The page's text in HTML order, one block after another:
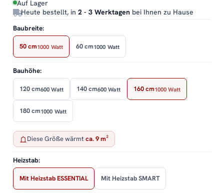
Auf Lager
Heute bestellt, in 2 - 3 Werktagen bei Ihnen zu Hause
Baubreite:
50 cm1000 Watt 60 cm1000 Watt
Bauhöhe:
120 cm600 Watt 140 cm600 Watt 160 cm1000 Watt
180 cm1000 Watt
Diese Größe wärmt ca. 9 m²
Heizstab:
Mit Heizstab ESSENTIAL Mit Heizstab SMART